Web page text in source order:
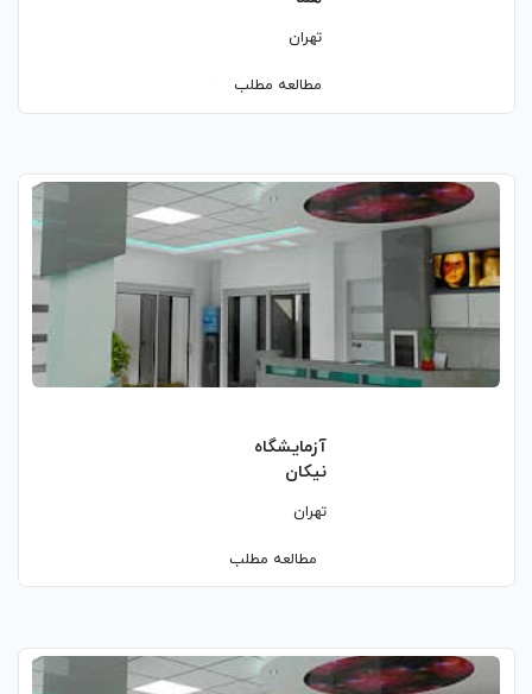
تهران
مطالعه مطلب
آزمایشگاه
نیکان
تهران
مطالعه مطلب